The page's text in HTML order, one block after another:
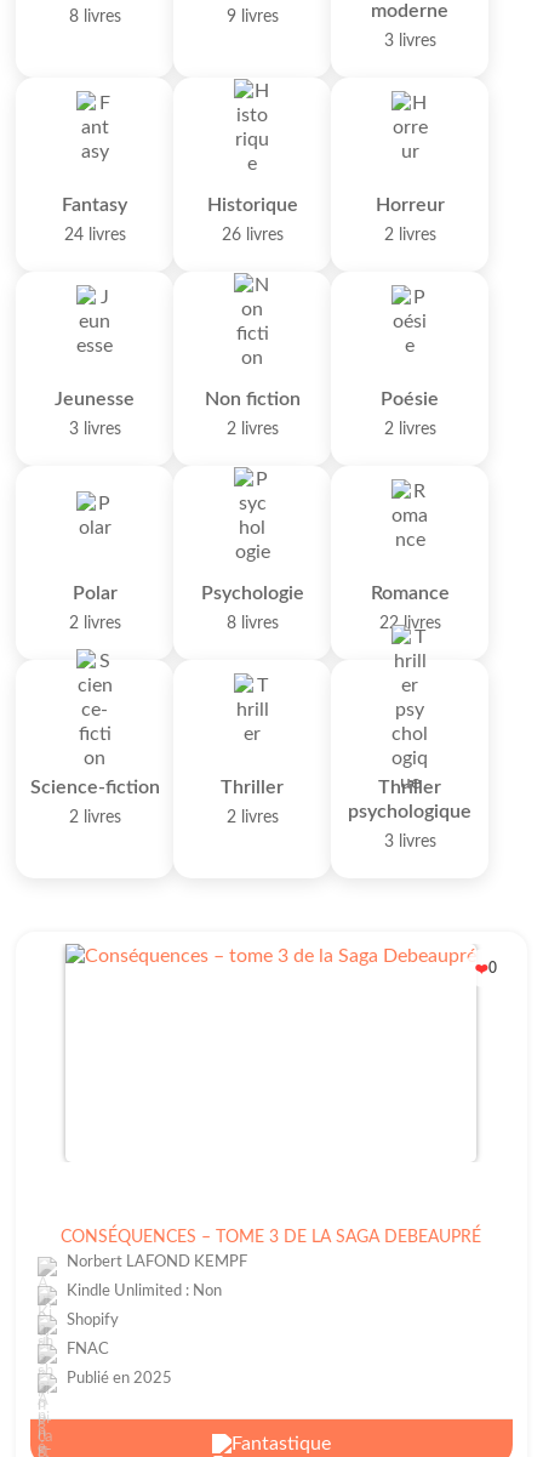
8 livres 9 livres
moderne
3 livres
Fantasy
24 livres
Historique
26 livres
Horreur
2 livres
Jeunesse
3 livres
Non fiction
2 livres
Poésie
2 livres
Polar
2 livres
Psychologie
8 livres
Romance
22 livres
Science-fiction
2 livres
Thriller
2 livres
Thriller
psychologique
3 livres
❤️0
CONSÉQUENCES – TOME 3 DE LA SAGA DEBEAUPRÉ
Norbert LAFOND KEMPF
Kindle Unlimited : Non
Shopify
FNAC
Publié en 2025
Fantastique